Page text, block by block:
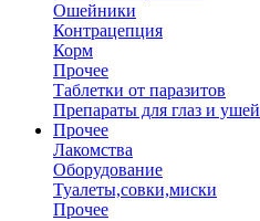
Ошейники
Контрацепция
Корм
Прочее
Таблетки от паразитов
Препараты для глаз и ушей
Прочее
Лакомства
Оборудование
Туалеты,совки,миски
Прочее